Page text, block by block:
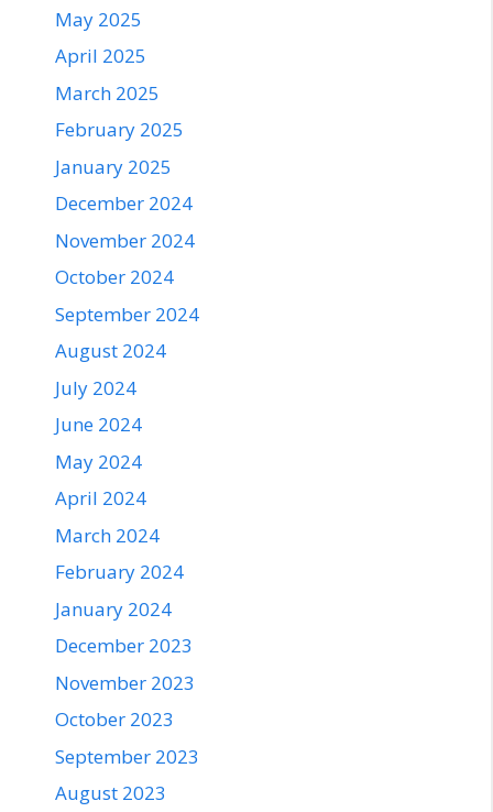
May 2025
April 2025
March 2025
February 2025
January 2025
December 2024
November 2024
October 2024
September 2024
August 2024
July 2024
June 2024
May 2024
April 2024
March 2024
February 2024
January 2024
December 2023
November 2023
October 2023
September 2023
August 2023